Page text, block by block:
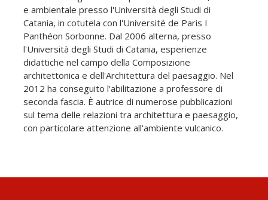
e ambientale presso l'Università degli Studi di
Catania, in cotutela con l'Université de Paris I
Panthéon Sorbonne. Dal 2006 alterna, presso
l'Università degli Studi di Catania, esperienze
didattiche nel campo della Composizione
architettonica e dell'Architettura del paesaggio. Nel
2012 ha conseguito l'abilitazione a professore di
seconda fascia. È autrice di numerose pubblicazioni
sul tema delle relazioni tra architettura e paesaggio,
con particolare attenzione all'ambiente vulcanico.